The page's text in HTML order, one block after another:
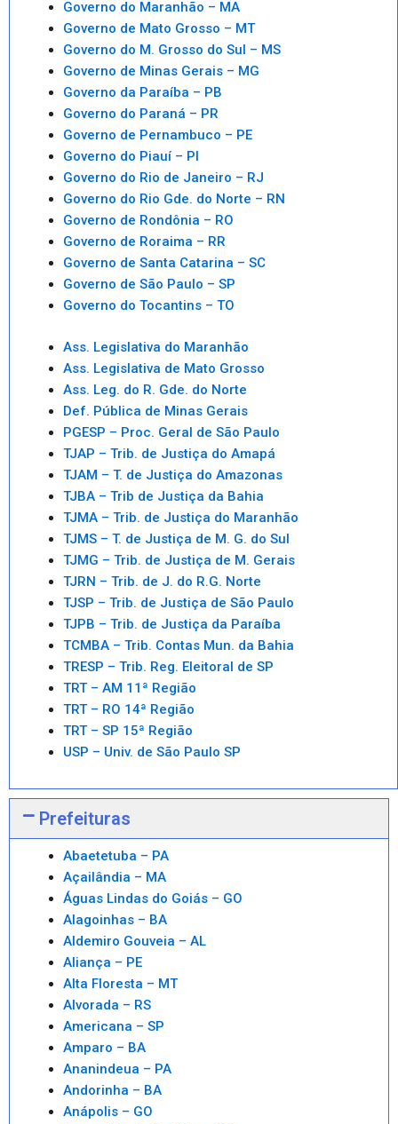
Governo do Maranhão – MA
Governo de Mato Grosso – MT
Governo do M. Grosso do Sul – MS
Governo de Minas Gerais – MG
Governo da Paraíba – PB
Governo do Paraná – PR
Governo de Pernambuco – PE
Governo do Piauí – PI
Governo do Rio de Janeiro – RJ
Governo do Rio Gde. do Norte – RN
Governo de Rondônia – RO
Governo de Roraima – RR
Governo de Santa Catarina – SC
Governo de São Paulo – SP
Governo do Tocantins – TO
Ass. Legislativa do Maranhão
Ass. Legislativa de Mato Grosso
Ass. Leg. do R. Gde. do Norte
Def. Pública de Minas Gerais
PGESP – Proc. Geral de São Paulo
TJAP – Trib. de Justiça do Amapá
TJAM – T. de Justiça do Amazonas
TJBA – Trib de Justiça da Bahia
TJMA – Trib. de Justiça do Maranhão
TJMS – T. de Justiça de M. G. do Sul
TJMG – Trib. de Justiça de M. Gerais
TJRN – Trib. de J. do R.G. Norte
TJSP – Trib. de Justiça de São Paulo
TJPB – Trib. de Justiça da Paraíba
TCMBA – Trib. Contas Mun. da Bahia
TRESP – Trib. Reg. Eleitoral de SP
TRT – AM 11ª Região
TRT – RO 14ª Região
TRT – SP 15ª Região
USP – Univ. de São Paulo SP
Prefeituras
Abaetetuba – PA
Açailândia – MA
Águas Lindas do Goiás – GO
Alagoinhas – BA
Aldemiro Gouveia – AL
Aliança – PE
Alta Floresta – MT
Alvorada – RS
Americana – SP
Amparo – BA
Ananindeua – PA
Andorinha – BA
Anápolis – GO